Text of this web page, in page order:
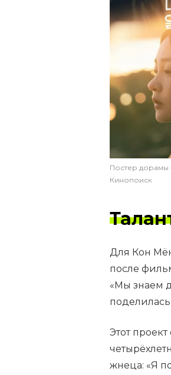
Постер дорамы
Кинопоиск
Для Кон
после
«Мы знаем
Этот
жнеца: «Я